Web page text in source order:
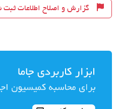
گزارش و اصلاح اطلاعات ثبت